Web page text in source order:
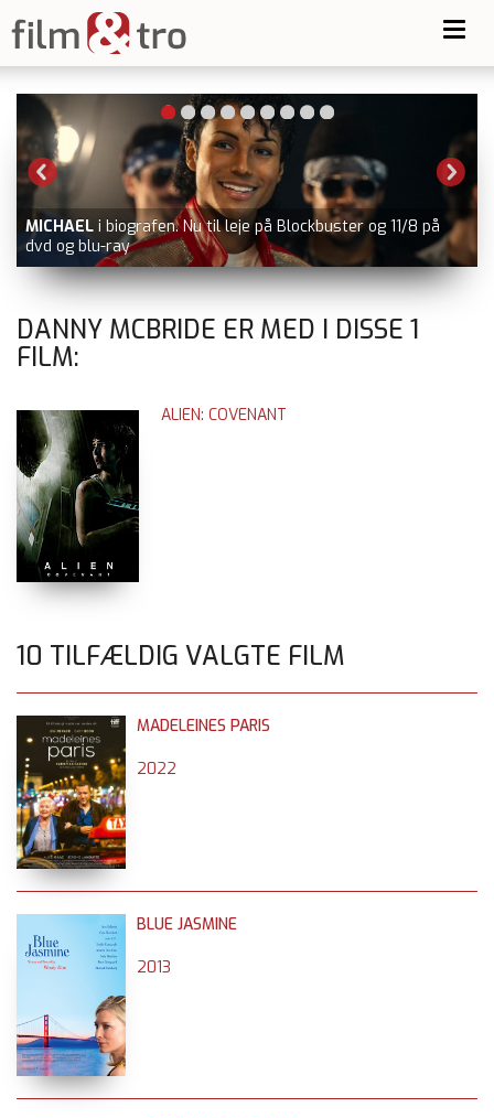
MICHAEL i biografen. Nu til leje på Blockbuster og 11/8 på
dvd og blu-ray
DANNY MCBRIDE ER MED I DISSE 1
FILM:
ALIEN: COVENANT
10 TILFÆLDIG VALGTE FILM
MADELEINES PARIS
2022
BLUE JASMINE
2013